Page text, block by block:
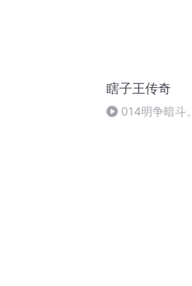
瞎子王传奇
014明争暗斗。